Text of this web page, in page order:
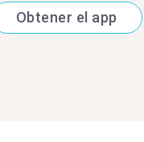
Obtener el app